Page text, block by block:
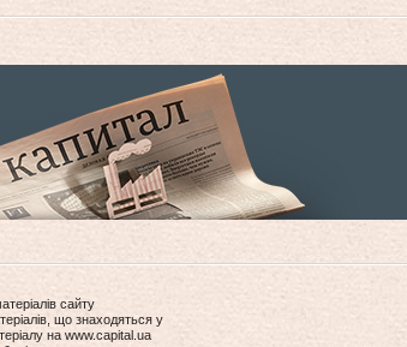
сайту
що знаходяться у
на www.capital.ua